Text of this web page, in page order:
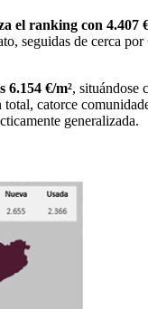
el ranking con 4.407
seguidas de cerca por
6.154 €/m², situándose
total, catorce
generalizada.